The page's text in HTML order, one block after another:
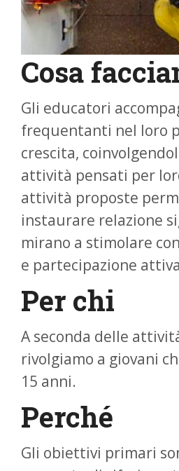
Cosa
Gli educatori
frequentanti nel loro
crescita,
attività pensati per
attività proposte
instaurare relazione
mirano a stimolare
e partecipazione
Per chi
A seconda delle
rivolgiamo a giovani
15 anni.
Perché
Gli obiettivi primari